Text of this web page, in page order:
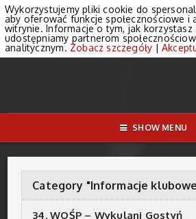
SHOW MENU
Category "Informacje
34. WOŚP – Wykulani Gostyń
Wykorzystujemy pliki cookie do
aby oferować funkcje społecznościowe i
witrynie. Informacje o tym, jak korzystasz
udostępniamy partnerom
analitycznym. Zobacz szczegóły |